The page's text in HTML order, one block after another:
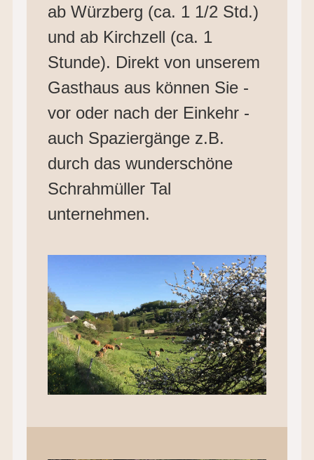
ab Würzberg (ca. 1 1/2 Std.)
und ab Kirchzell (ca. 1
Stunde). Direkt von unserem
Gasthaus aus können Sie -
vor oder nach der Einkehr -
auch Spaziergänge z.B.
durch das wunderschöne
Schrahmüller Tal
unternehmen.